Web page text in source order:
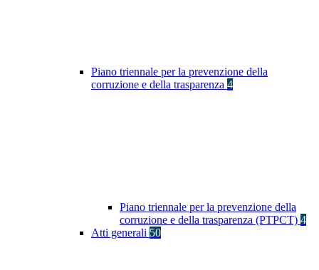
Piano triennale per la prevenzione della
corruzione e della trasparenza 4
Piano triennale per la prevenzione della
corruzione e della trasparenza (PTPCT) 4
Atti generali 50